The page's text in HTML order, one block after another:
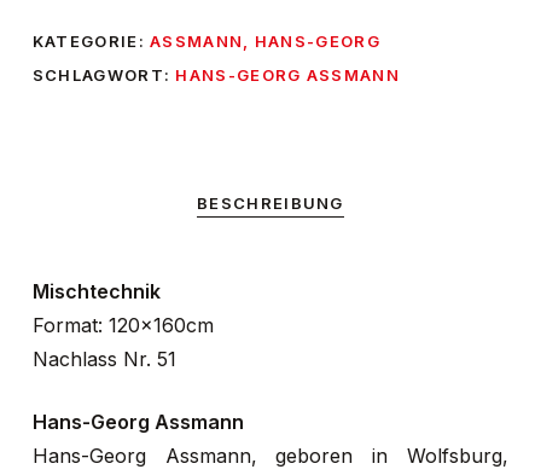
KATEGORIE:ASSMANN, HANS-GEORG
SCHLAGWORT: HANS-GEORG ASSMANN
BESCHREIBUNG
Mischtechnik
Format: 120x160cm
Nachlass Nr. 51
Hans-Georg Assmann
Hans-Georg Assmann, geboren in Wolfsburg,